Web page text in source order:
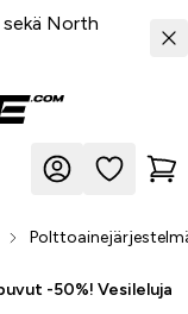
North
-50%! Vesileluja